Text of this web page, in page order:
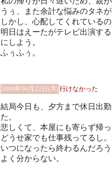
うぅ、また余計な悩みのタネ
しかし、心配してくれている
明日はえーたがテレビ出演す
にしよう。
ふぅふぅ。
2009年06月22日(月)行けなかった
結局今日も、夕方まで休日出
た。
悲しくて、本屋にも寄らず帰っ
どうせ家でも仕事残ってるし。
いつになったら終わるんだろう
よく分からない。